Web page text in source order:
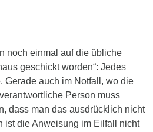
noch einmal auf die übliche
geschickt worden“: Jedes
Gerade auch im Notfall, wo die
Person muss
dass man das ausdrücklich nicht
ist die Anweisung im Eilfall nicht